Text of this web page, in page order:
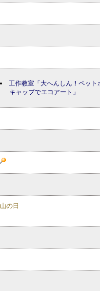
工作教室「大へんしん！ペット
キャップでエコアート」
山の日